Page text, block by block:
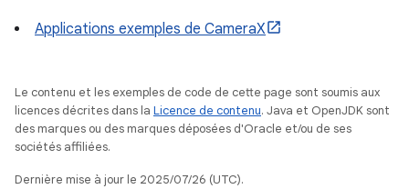
Applications exemples de CameraX
Le contenu et les exemples de code de cette page sont soumis aux
licences décrites dans la Licence de contenu. Java et OpenJDK sont
des marques ou des marques déposées d'Oracle et/ou de ses
sociétés affiliées.
Dernière mise à jour le 2025/07/26 (UTC).